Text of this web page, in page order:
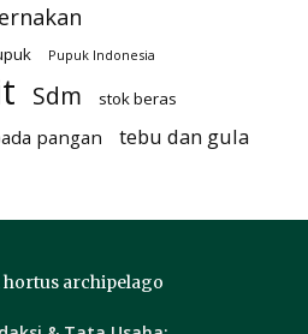
Pupuk Indonesia
Sdm stok beras
pangan tebu dan gula